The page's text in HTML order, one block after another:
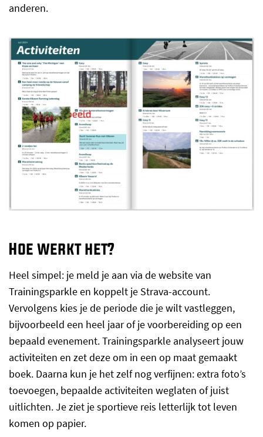
anderen.
Hoe werkt het?
Heel simpel: je meld je aan via de website van
Trainingsparkle en koppelt je Strava-account.
Vervolgens kies je de periode die je wilt vastleggen,
bijvoorbeeld een heel jaar of je voorbereiding op een
bepaald evenement. Trainingsparkle analyseert jouw
activiteiten en zet deze om in een op maat gemaakt
boek. Daarna kun je het zelf nog verfijnen: extra foto’s
toevoegen, bepaalde activiteiten weglaten of juist
uitlichten. Je ziet je sportieve reis letterlijk tot leven
komen op papier.